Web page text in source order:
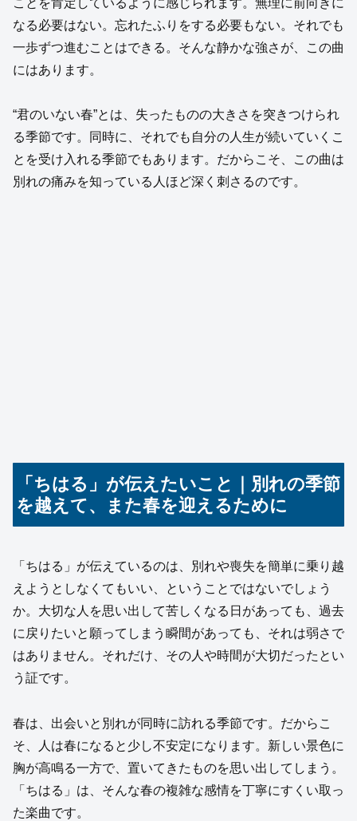
なる必要はない。忘れたふりをする必要もない。それでも
一歩ずつ進むことはできる。そんな静かな強さが、この曲
にはあります。
“君のいない春”とは、失ったものの大きさを突きつけられ
る季節です。同時に、それでも自分の人生が続いていくこ
とを受け入れる季節でもあります。だからこそ、この曲は
別れの痛みを知っている人ほど深く刺さるのです。
「ちはる」が伝えたいこと｜別れの季節
を越えて、また春を迎えるために
「ちはる」が伝えているのは、別れや喪失を簡単に乗り越
えようとしなくてもいい、ということではないでしょう
か。大切な人を思い出して苦しくなる日があっても、過去
に戻りたいと願ってしまう瞬間があっても、それは弱さで
はありません。それだけ、その人や時間が大切だったとい
う証です。
春は、出会いと別れが同時に訪れる季節です。だからこ
そ、人は春になると少し不安定になります。新しい景色に
胸が高鳴る一方で、置いてきたものを思い出してしまう。
「ちはる」は、そんな春の複雑な感情を丁寧にすくい取っ
た楽曲です。